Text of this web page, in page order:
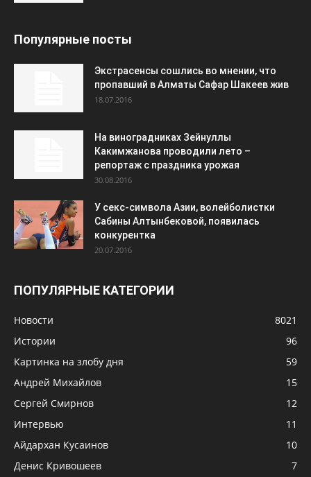
Популярные посты
Экстрасенсы сошлись во мнении, что
пропавший в Алматы Сафар Шакеев жив
18.07.2016
На виноградниках Зейнуллы
Какимжанова проводили лето –
репортаж с праздника урожая
30.08.2016
У секс-символа Азии, волейболистки
Сабины Алтынбековой, появилась
конкурентка
20.07.2016
ПОПУЛЯРНЫЕ КАТЕГОРИИ
Новости
8021
Истории
96
Картинка на злобу дня
59
Андрей Михайлов
15
Сергей Смирнов
12
Интервью
11
Айдархан Кусаинов
10
Денис Кривошеев
7